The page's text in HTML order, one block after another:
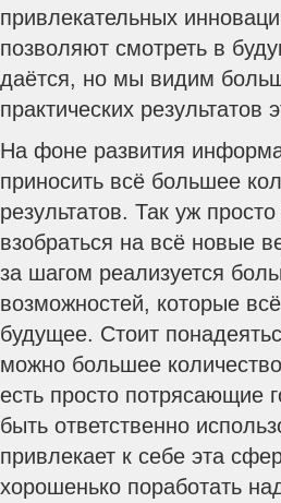
привлекательных
позволяют смотреть в
даётся, но мы видим
практических результатов
На фоне развития
приносить всё большее
результатов. Так уж
взобраться на всё новые
за шагом реализуется
возможностей, которые
будущее. Стоит
можно большее
есть просто потрясающие
быть ответственно
привлекает к себе эта
хорошенько поработать